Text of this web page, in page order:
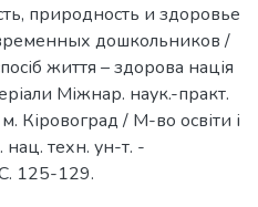
природность и здоровье
дошкольников /
життя – здорова нація
Міжнар. наук.-практ.
Кіровоград / М-во освіти і
нац. техн. ун-т. -
125-129.